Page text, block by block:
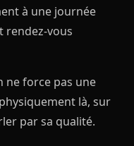
à une journée
rendez-vous
ne force pas une
là, sur
par sa qualité.